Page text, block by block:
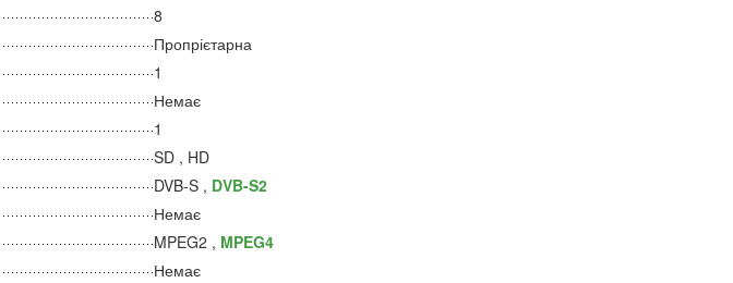
8
Пропрієтарна
1
Немає
1
SD , HD
DVB-S , DVB-S2
Немає
MPEG2 , MPEG4
Немає